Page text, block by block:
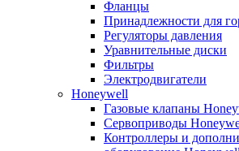
Фланцы
Принадлежности для
Регуляторы давления
Уравнительные диски
Фильтры
Электродвигатели
Honeywell
Газовые клапаны
Сервоприводы
Контроллеры и